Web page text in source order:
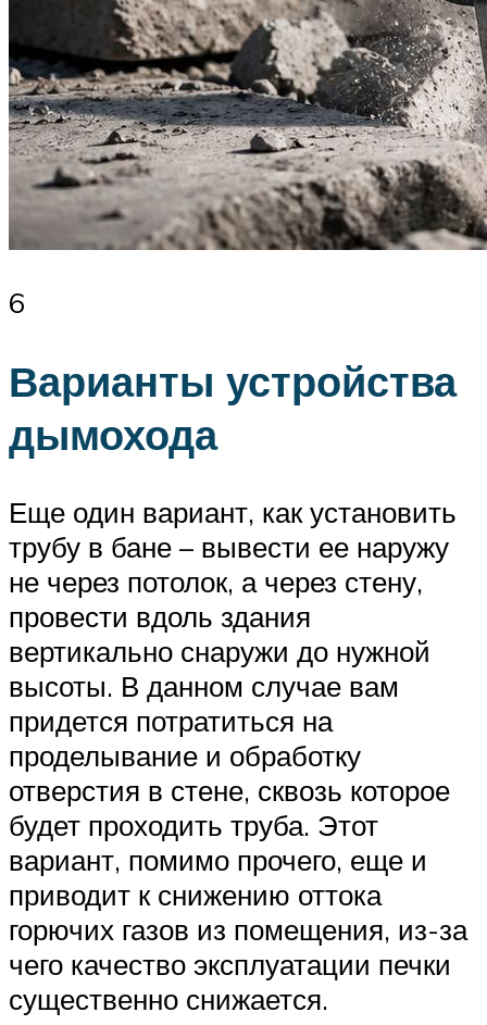
6
Варианты устройства
дымохода
Еще один вариант, как установить
трубу в бане – вывести ее наружу
не через потолок, а через стену,
провести вдоль здания
вертикально снаружи до нужной
высоты. В данном случае вам
придется потратиться на
проделывание и обработку
отверстия в стене, сквозь которое
будет проходить труба. Этот
вариант, помимо прочего, еще и
приводит к снижению оттока
горючих газов из помещения, из-за
чего качество эксплуатации печки
существенно снижается.